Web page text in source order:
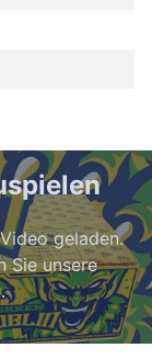
geladen.
Sie unsere
.